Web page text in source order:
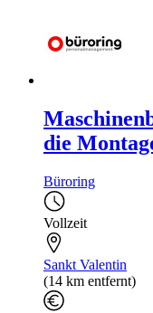
die
Büroring
Vollzeit
Sankt Valentin
(14 km entfernt)